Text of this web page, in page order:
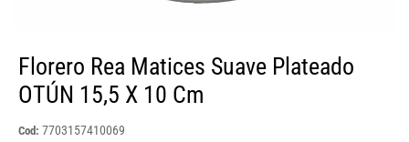
Florero Rea Matices Suave Plateado
OTÚN 15,5 X 10 Cm
Cod: 7703157410069